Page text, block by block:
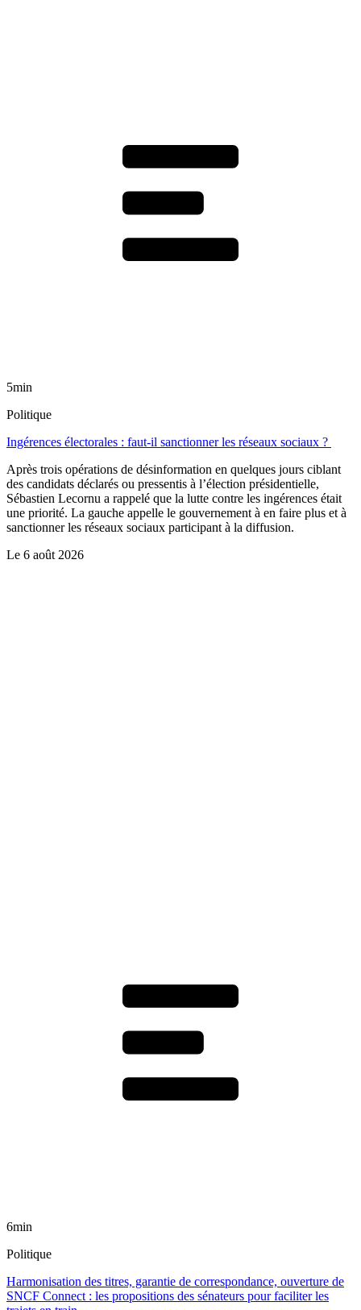
5min
Politique
Ingérences électorales : faut-il sanctionner les réseaux sociaux ?
Après trois opérations de désinformation en quelques jours ciblant
des candidats déclarés ou pressentis à l’élection présidentielle,
Sébastien Lecornu a rappelé que la lutte contre les ingérences était
une priorité. La gauche appelle le gouvernement à en faire plus et à
sanctionner les réseaux sociaux participant à la diffusion.
Le 6 août 2026
6min
Politique
Harmonisation des titres, garantie de correspondance, ouverture de
SNCF Connect : les propositions des sénateurs pour faciliter les